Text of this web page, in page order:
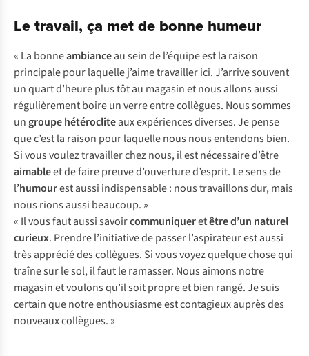
Le travail, ça met de bonne humeur
« La bonneambianceau sein de l’équipe est la raison
principale pour laquelle j’aime travailler ici. J’arrive souvent
un quart d’heure plus tôt au magasin et nous allons aussi
régulièrement boire un verre entre collègues. Nous sommes
un groupehétérocliteaux expériences diverses. Je pense
que c’est la raison pour laquelle nous nous entendons bien.
Si vous voulez travailler chez nous, il est nécessaire d’être
aimableet de faire preuve d’ouverture d’esprit. Le sens de
l’humourest aussi indispensable : nous travaillons dur, mais
nous rions aussi beaucoup. »
« Il vous faut aussi savoircommuniqueretêtre d’un naturel
curieux. Prendre l’initiative de passer l’aspirateur est aussi
très apprécié des collègues. Si vous voyez quelque chose qui
traîne sur le sol, il faut le ramasser. Nous aimons notre
magasin et voulons qu’il soit propre et bien rangé. Je suis
certain que notre enthousiasme est contagieux auprès des
nouveaux collègues. »